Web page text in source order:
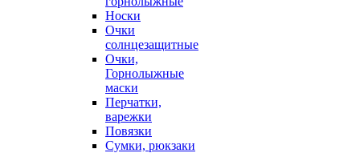
Носки
Очки
солнцезащитные
Очки,
Горнолыжные
маски
Перчатки,
варежки
Повязки
Сумки, рюкзаки